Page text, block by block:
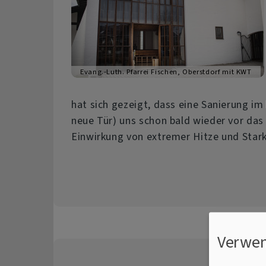
Evang.-Luth. Pfarrei Fischen, Oberstdorf mit KWT
hat sich gezeigt, dass eine Sanierung
neue Tür) uns schon bald wieder vor
Einwirkung von extremer Hitze und